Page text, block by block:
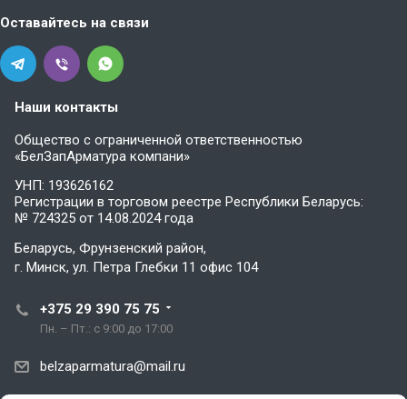
Оставайтесь на связи
Наши контакты
Общество с ограниченной ответственностью
«БелЗапАрматура компани»
УНП: 193626162
Регистрации в торговом реестре Республики Беларусь:
№ 724325 от 14.08.2024 года
Беларусь, Фрунзенский район,
г. Минск, ул. Петра Глебки 11 офис 104
+375 29 390 75 75
Пн. – Пт.: с 9:00 до 17:00
belzaparmatura@mail.ru